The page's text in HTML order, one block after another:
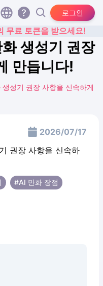
로그인
무료 토큰을 받으세요!
생성기 권장
만듭니다!
성기 권장 사항을 신속하게
2026/07/17
#AI 만화 장점